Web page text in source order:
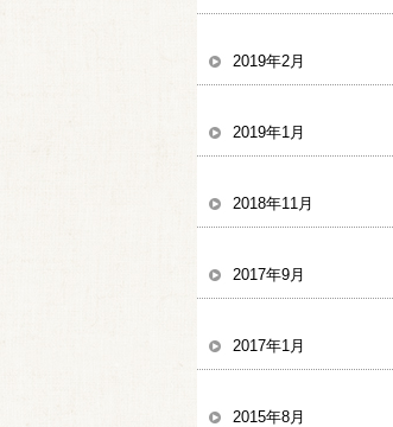
2019年2月
2019年1月
2018年11月
2017年9月
2017年1月
2015年8月